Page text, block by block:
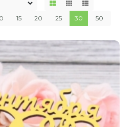
15 20 25 30 50